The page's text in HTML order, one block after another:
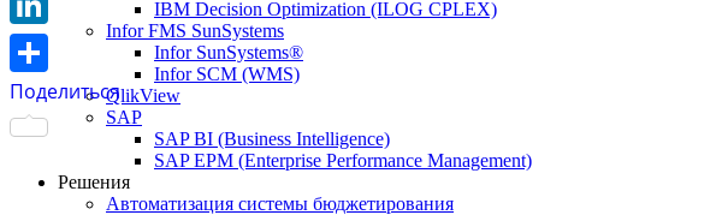
IBM Decision Optimization (ILOG CPLEX)
Infor FMS SunSystems
Infor SunSystems®
Infor SCM (WMS)
QlikView
SAP
SAP BI (Business Intelligence)
SAP EPM (Enterprise Performance Management)
Решения
Автоматизация системы бюджетирования
LinkedIn
Поделиться